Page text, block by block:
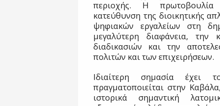
περιοχής. Η πρωτοβουλία
κατεύθυνση της διοικητικής
ψηφιακών εργαλείων στη
μεγαλύτερη διαφάνεια, την
διαδικασιών και την
πολιτών και των επιχειρήσεων.
Ιδιαίτερη σημασία
πραγματοποιείται στην
ιστορικά σημαντική